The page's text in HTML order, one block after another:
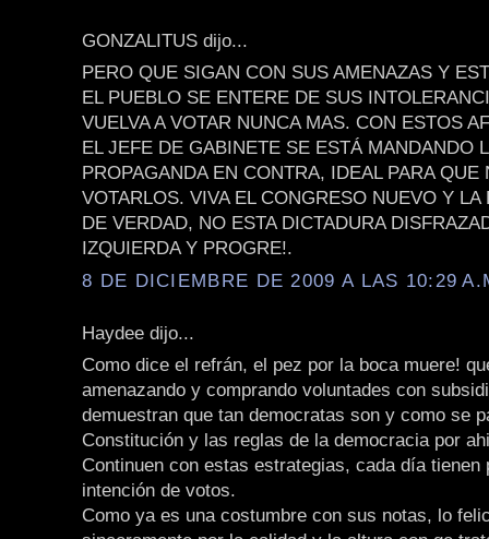
GONZALITUS dijo...
PERO QUE SIGAN CON SUS AMENAZAS Y
EL PUEBLO SE ENTERE DE SUS
VUELVA A VOTAR NUNCA MAS. CON ESTOS
EL JEFE DE GABINETE SE ESTÁ MANDANDO
PROPAGANDA EN CONTRA, IDEAL PARA QUE
VOTARLOS. VIVA EL CONGRESO NUEVO Y LA
DE VERDAD, NO ESTA DICTADURA
IZQUIERDA Y PROGRE!.
8 DE DICIEMBRE DE 2009 A LAS 10:29
Haydee dijo...
Como dice el refrán, el pez por la boca muere!
amenazando y comprando voluntades con
demuestran que tan democratas son y como se
Constitución y las reglas de la democracia por
Continuen con estas estrategias, cada día tienen
intención de votos.
Como ya es una costumbre con sus notas, lo